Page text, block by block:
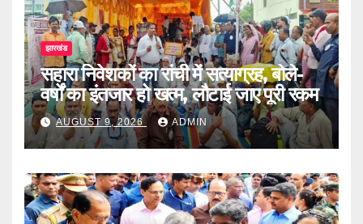
झारखंड
सहारा निवेशकों का रांची में सत्याग्रह, बोले-
वर्षों का इंतजार हो खत्म, लौटाई जाए पूरी रकम
AUGUST 9, 2026 ADMIN